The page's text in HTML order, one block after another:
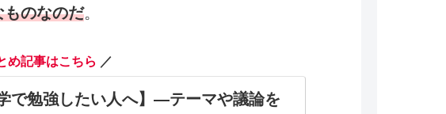
ものなのだ。
め記事はこちら ／
で勉強したい人へ】―テーマや議論を